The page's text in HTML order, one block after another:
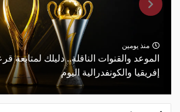
منذ يومين
الموعد والقنوات الناقلة.. دليلك لمتابعة
إفريقيا والكونفدرالية اليوم